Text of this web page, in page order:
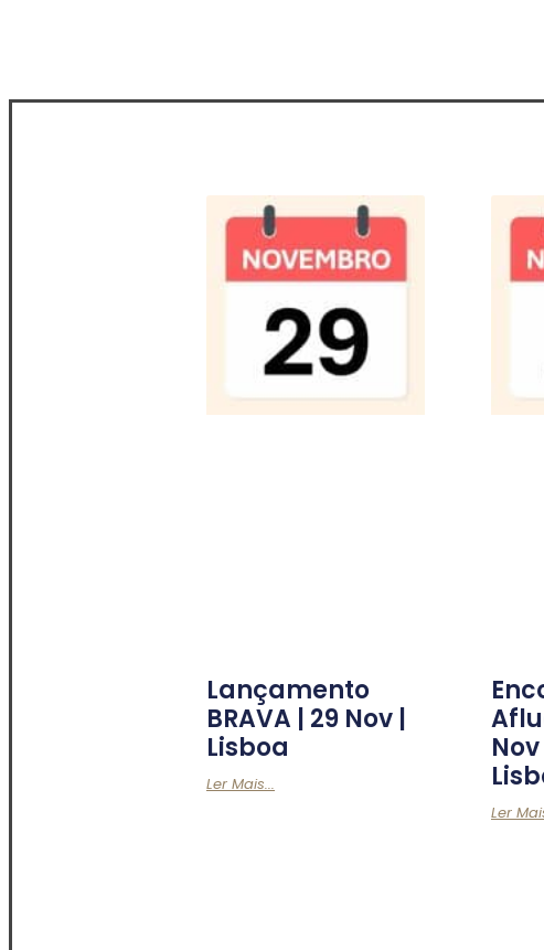
Lançamento
BRAVA | 29 Nov |
Lisboa
Ler Mais...
Nov
Ler